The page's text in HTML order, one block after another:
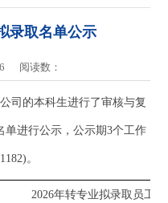
录取名单公示
阅读数：
司的本科生进行了审核与复
单进行公示，公示期3个工作
。
2026年转专业拟录取员工